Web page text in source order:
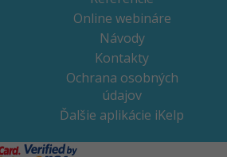
Online webináre
Návody
Kontakty
Ochrana osobných
údajov
Ďalšie aplikácie iKelp